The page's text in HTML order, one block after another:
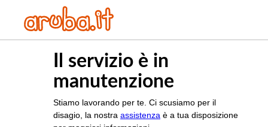
Il servizio è in
manutenzione
Stiamo lavorando per te. Ci scusiamo per il
disagio, la nostra assistenza è a tua disposizione